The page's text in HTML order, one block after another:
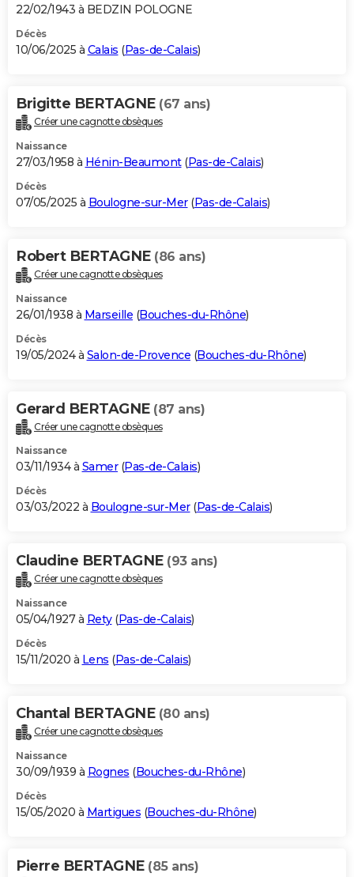
S'inscrire
Se connecter
Lycées
Collèges
Primaires
Universités
Entreprises
Service militaire
Avis de recherche
AVIS DE DÉCÈS
Bricolage
Lifestyle
Culture
Sport
Auto
Television
Voyage
Cinema
22/02/1943 à BEDZIN POLOGNE
Décès
10/06/2025 à Calais (Pas-de-Calais)
Brigitte BERTAGNE (67 ans)
Créer une cagnotte obsèques
Naissance
27/03/1958 à Hénin-Beaumont(Pas-de-Calais)
Décès
07/05/2025 à Boulogne-sur-Mer(Pas-de-Calais)
Robert BERTAGNE (86 ans)
Créer une cagnotte obsèques
Naissance
26/01/1938 à Marseille (Bouches-du-Rhône)
Décès
19/05/2024 à Salon-de-Provence (Bouches-du-Rhône)
Gerard BERTAGNE (87 ans)
Créer une cagnotte obsèques
Naissance
03/11/1934 à Samer(Pas-de-Calais)
Décès
03/03/2022 à Boulogne-sur-Mer(Pas-de-Calais)
Claudine BERTAGNE (93 ans)
Créer une cagnotte obsèques
Naissance
05/04/1927 à Rety(Pas-de-Calais)
Décès
15/11/2020 à Lens (Pas-de-Calais)
Chantal BERTAGNE (80 ans)
Créer une cagnotte obsèques
Naissance
30/09/1939 à Rognes (Bouches-du-Rhône)
Décès
15/05/2020 à Martigues (Bouches-du-Rhône)
Pierre BERTAGNE (85 ans)